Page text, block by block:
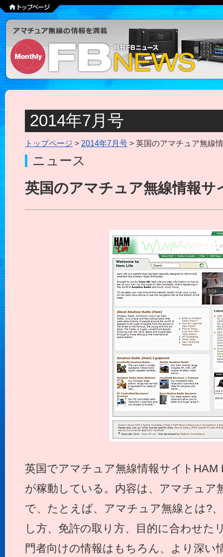
2014年7月号
トップページ > 2014年7月号 > 英国のアマチュア無線
ニュース
英国のアマチュア無線情報サ
英国でアマチュア無線情報サイトHAM
が稼動している。内容は、アマチュア
で、たとえば、アマチュア無線とは?
し方、免許の取り方、目的に合わせた
門者向けの情報はもちろん、より深い